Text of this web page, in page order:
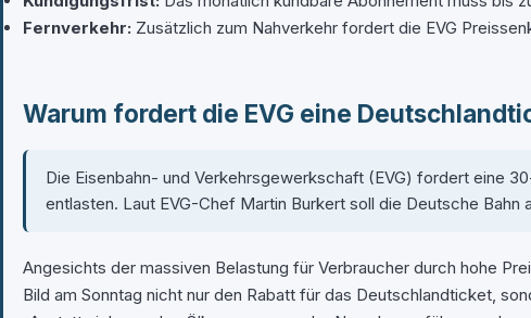
Fernverkehr: Zusätzlich zum Nahverkehr fordert die EVG
Warum fordert die EVG eine
Die Eisenbahn- und Verkehrsgewerkschaft (EVG) fordert eine
entlasten. Laut EVG-Chef Martin Burkert soll die Deutsche
Angesichts der massiven Belastung für Verbraucher durch hohe
Bild am Sonntag nicht nur den Rabatt für das Deutschlandticket,